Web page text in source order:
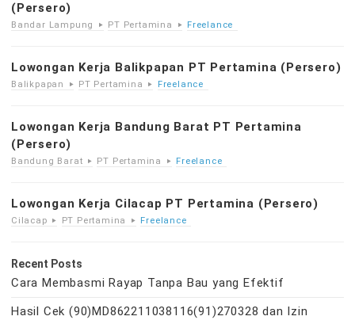
(Persero)
Bandar Lampung PT Pertamina Freelance
Lowongan Kerja Balikpapan PT Pertamina (Persero)
Balikpapan PT Pertamina Freelance
Lowongan Kerja Bandung Barat PT Pertamina
(Persero)
Bandung Barat PT Pertamina Freelance
Lowongan Kerja Cilacap PT Pertamina (Persero)
Cilacap PT Pertamina Freelance
Recent Posts
Cara Membasmi Rayap Tanpa Bau yang Efektif
Hasil Cek (90)MD862211038116(91)270328 dan Izin